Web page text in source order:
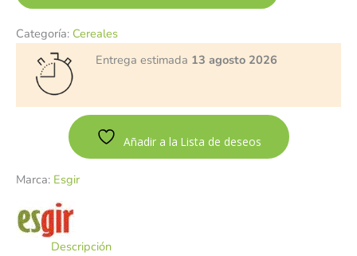
Categoría: Cereales
Entrega estimada 13 agosto 2026
Añadir a la Lista de deseos
Marca: Esgir
Descripción